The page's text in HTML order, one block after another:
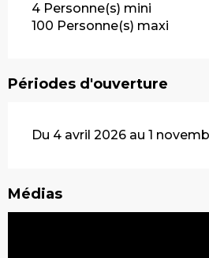
4 Personne(s) mini
100 Personne(s) maxi
Périodes d'ouverture
Du 4 avril 2026 au 1
Médias